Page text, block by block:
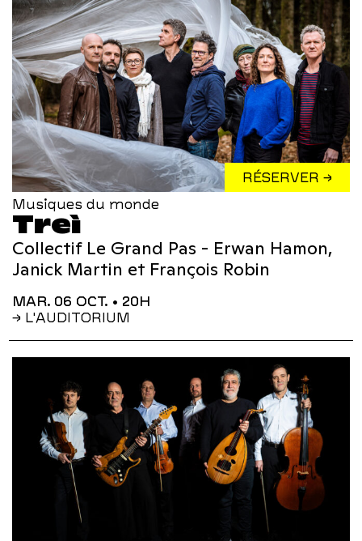
RÉSERVER →
Musiques du monde
Treì
Collectif Le Grand Pas - Erwan Hamon,
Janick Martin et François Robin
MAR. 06 OCT. • 20H
→ L'AUDITORIUM